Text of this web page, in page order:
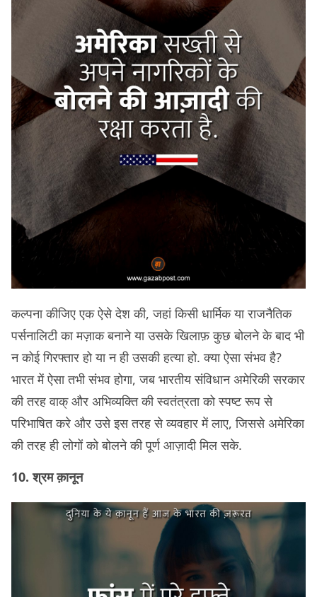
कल्पना कीजिए एक ऐसे देश की, जहां किसी धार्मिक या राजनैतिक
पर्सनालिटी का मज़ाक बनाने या उसके खिलाफ़ कुछ बोलने के बाद भी
न कोई गिरफ्तार हो या न ही उसकी हत्या हो. क्या ऐसा संभव है?
भारत में ऐसा तभी संभव होगा, जब भारतीय संविधान अमेरिकी सरकार
की तरह वाक् और अभिव्यक्ति की स्वतंत्रता को स्पष्ट रूप से
परिभाषित करे और उसे इस तरह से व्यवहार में लाए, जिससे अमेरिका
की तरह ही लोगों को बोलने की पूर्ण आज़ादी मिल सके.
10. श्रम क़ानून